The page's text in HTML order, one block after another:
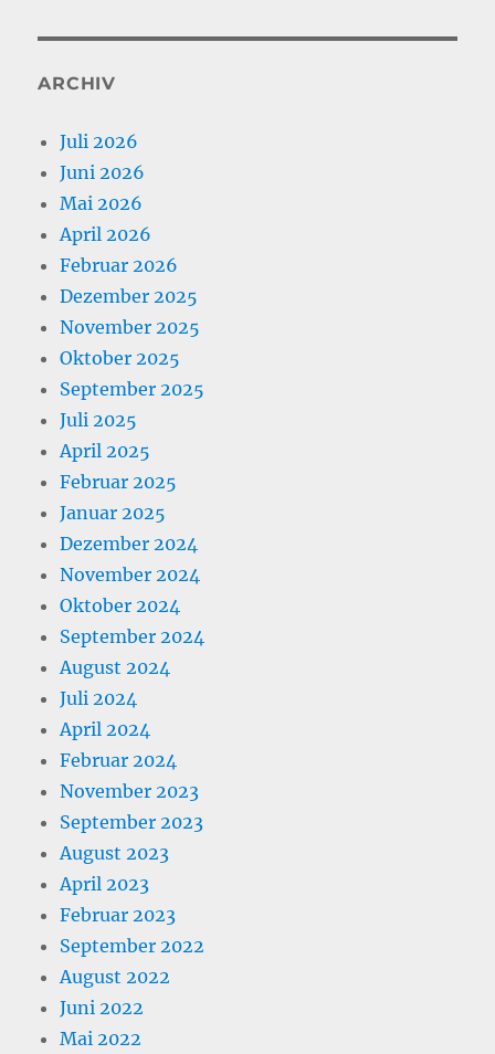
ARCHIV
Juli 2026
Juni 2026
Mai 2026
April 2026
Februar 2026
Dezember 2025
November 2025
Oktober 2025
September 2025
Juli 2025
April 2025
Februar 2025
Januar 2025
Dezember 2024
November 2024
Oktober 2024
September 2024
August 2024
Juli 2024
April 2024
Februar 2024
November 2023
September 2023
August 2023
April 2023
Februar 2023
September 2022
August 2022
Juni 2022
Mai 2022